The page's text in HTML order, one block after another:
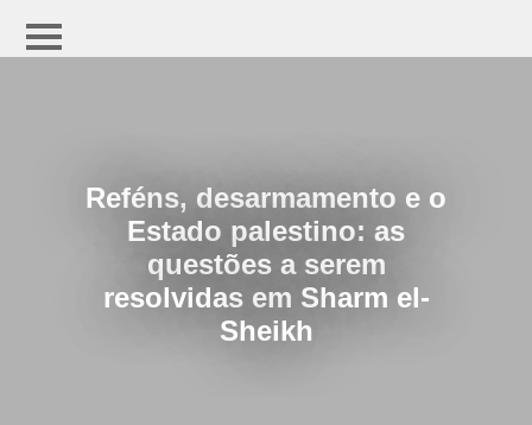
Reféns, desarmamento e o
Estado palestino: as
questões a serem
resolvidas em Sharm el-
Sheikh